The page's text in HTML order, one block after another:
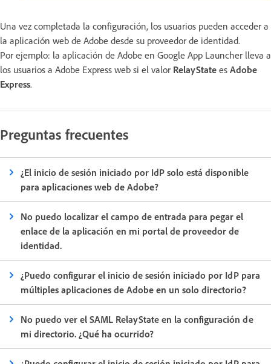
Una vez completada la configuración, los usuarios pueden acceder a
la aplicación web de Adobe desde su proveedor de identidad.
Por ejemplo: la aplicación de Adobe en Google App Launcher lleva a
los usuarios a Adobe Express web si el valor RelayState es Adobe
Express.
Preguntas frecuentes
¿El inicio de sesión iniciado por IdP solo está disponible
para aplicaciones web de Adobe?
No puedo localizar el campo de entrada para pegar el
enlace de la aplicación en mi portal de proveedor de
identidad.
¿Puedo configurar el inicio de sesión iniciado por IdP para
múltiples aplicaciones de Adobe en un solo directorio?
No puedo ver el SAML RelayState en la configuración de
mi directorio. ¿Qué ha ocurrido?